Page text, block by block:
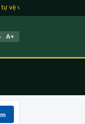
vệ và du kích là lực lượng
A+